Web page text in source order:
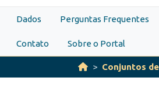
Dados Perguntas Frequentes
Contato Sobre o Portal
Conjuntos